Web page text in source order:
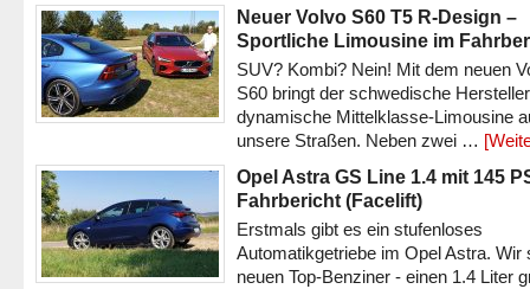
Neuer Volvo S60 T5 R-Design –
Sportliche Limousine im
SUV? Kombi? Nein! Mit dem neuen
S60 bringt der schwedische
dynamische Mittelklasse-Limousine
unsere Straßen. Neben zwei …
Opel Astra GS Line 1.4 mit 145
Fahrbericht (Facelift)
Erstmals gibt es ein stufenloses
Automatikgetriebe im Opel Astra. Wir
neuen Top-Benziner - einen 1.4 Liter